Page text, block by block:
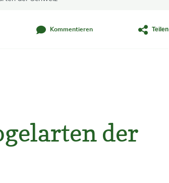
Kommentieren Teilen
der